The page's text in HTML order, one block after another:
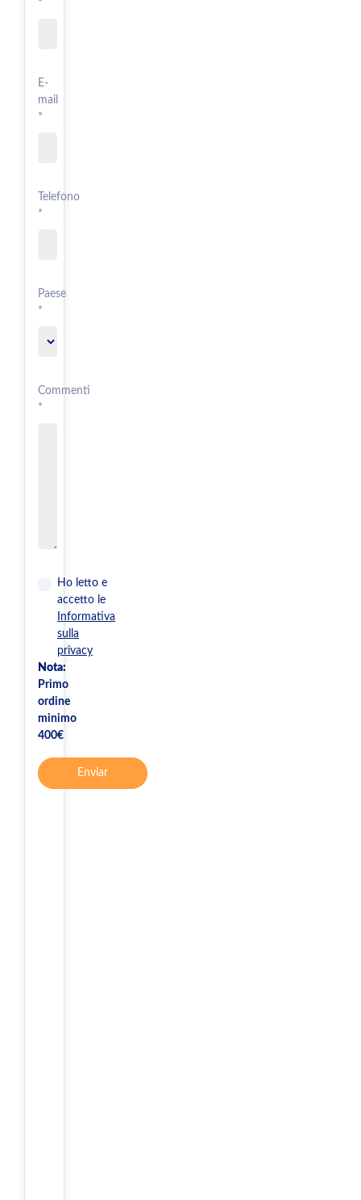
*
E-
mail
*
Telefono
*
Paese
*
Commenti
*
Ho letto e
accetto le
Informativa
sulla
privacy
Nota:
Primo
ordine
minimo
400€
Enviar